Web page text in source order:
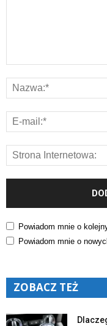
Powiadom mnie o
Powiadom mnie o
ZOBACZ TEŻ